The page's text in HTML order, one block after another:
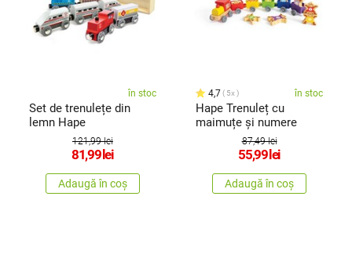
în stoc
Set de trenulețe din
lemn Hape
121,99 lei
81,99 lei
Adaugă în coș
4,7 5x în stoc
Hape Trenuleț cu
maimuțe și numere
87,49 lei
55,99 lei
Adaugă în coș